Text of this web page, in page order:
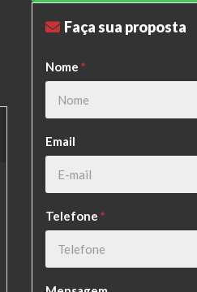
Faça sua proposta
Nome *
Email
Telefone *